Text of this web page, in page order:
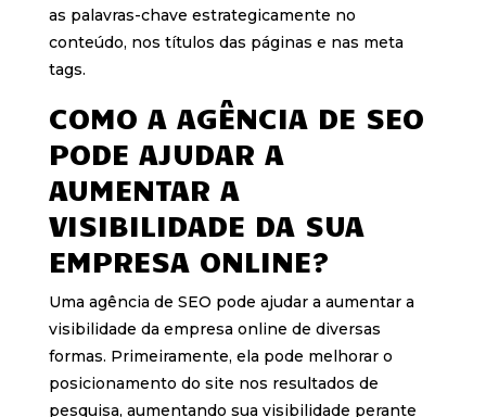
as palavras-chave estrategicamente no
conteúdo, nos títulos das páginas e nas meta
tags.
COMO A AGÊNCIA DE SEO
PODE AJUDAR A
AUMENTAR A
VISIBILIDADE DA SUA
EMPRESA ONLINE?
Uma agência de SEO pode ajudar a aumentar a
visibilidade da empresa online de diversas
formas. Primeiramente, ela pode melhorar o
posicionamento do site nos resultados de
pesquisa, aumentando sua visibilidade perante